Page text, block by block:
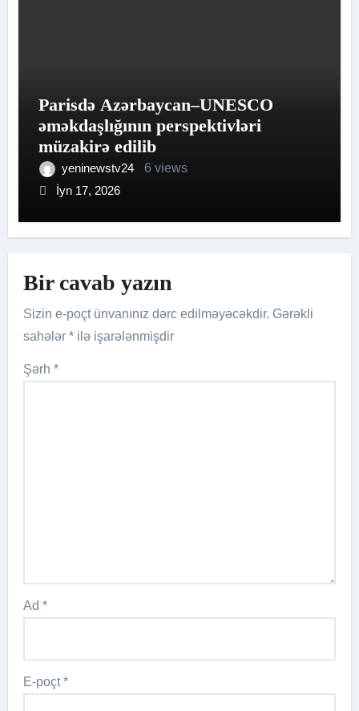
Parisdə Azərbaycan–UNESCO
əməkdaşlığının perspektivləri
müzakirə edilib
yeninewstv24
6 views
İyn 17, 2026
Bir cavab yazın
Sizin e-poçt ünvanınız dərc edilməyəcəkdir. Gərəkli
sahələr* ilə işarələnmişdir
Şərh*
Ad*
E-poçt*